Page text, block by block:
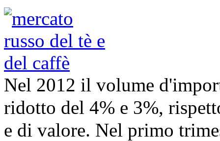
Nel 2012 il volume
ridotto del 4% e 3%,
e di valore. Nel primo